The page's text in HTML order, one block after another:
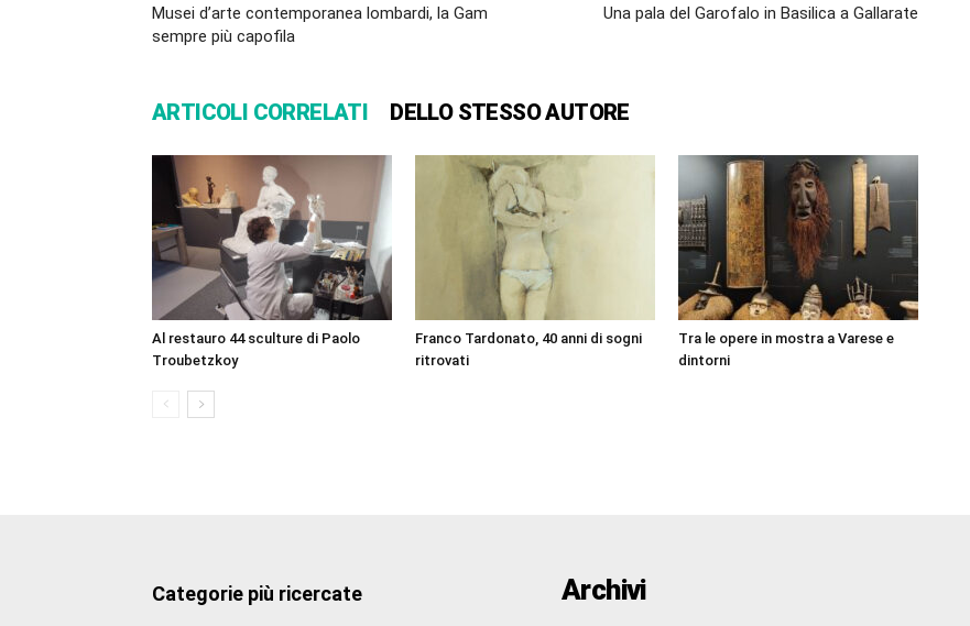
Musei d’arte contemporanea lombardi, la Gam
sempre più capofila
Una pala del Garofalo in Basilica a Gallarate
ARTICOLI CORRELATI DELLO STESSO AUTORE
Al restauro 44 sculture di Paolo
Troubetzkoy
Franco Tardonato, 40 anni di sogni
ritrovati
Tra le opere in mostra a Varese e
dintorni
Categorie più ricercate Archivi